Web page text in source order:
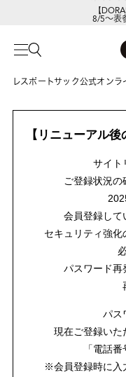
【
8/5～表
レスポートサック公式オンラ
【リニューアル
サイト
ご登録状況の
会員登録して
セキュリティ強
パスワード再
パス
現在ご登録いた
「電話
※会員登録時に入